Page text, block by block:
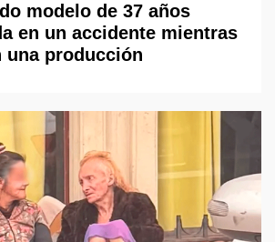
modelo de 37 años
en un accidente mientras
una producción